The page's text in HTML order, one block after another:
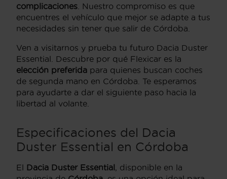
complicaciones . Nuestro compromiso es que
encuentres el vehículo que mejor se adapte a tus
necesidades sin tener que salir de Córdoba.
Ven a visitarnos y prueba tu futuro Dacia Duster
Essential. Descubre por qué Flexicar es la
elección preferida para quienes buscan coches
de segunda mano en Córdoba. Te esperamos
para ayudarte a dar el siguiente paso hacia la
libertad al volante.
Especificaciones del Dacia
Duster Essential en Córdoba
El Dacia Duster Essential, disponible en la